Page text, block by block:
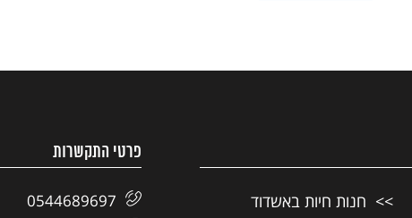
חנות חיות באשדוד
פרטי התקשרות
0544689697